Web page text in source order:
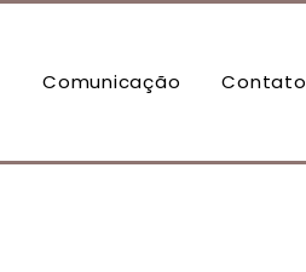
Comunicação Contato